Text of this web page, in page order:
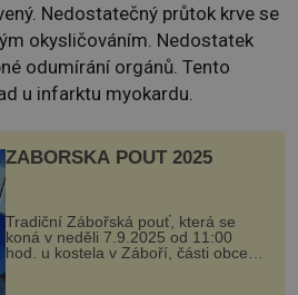
Nedostatečný průtok krve se
okysličováním. Nedostatek
odumírání orgánů. Tento
u infarktu myokardu.
ZÁBOŘSKÁ POUŤ 2025
Tradiční Zábořská pouť, která se
koná v neděli 7.9.2025 od 11:00
hod. u kostela v Záboří, části obce
Kly u Mělníka. V programu naleznete
komentovanou prohlídku kostela,